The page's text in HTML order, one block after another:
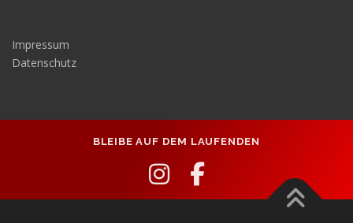
Impressum
Datenschutz
BLEIBE AUF DEM LAUFENDEN